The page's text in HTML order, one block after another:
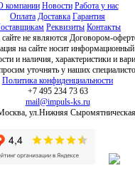
компании Новости Работа у нас
Оплата Доставка Гарантия
Реквизиты Контакты
не являются Договором-
на сайте носит информационный
и наличия, характеристики и
уточнять у наших
Политика конфиденциальности
+7 495 234 73 63
mail@impuls-ks.ru
ул.Нижняя